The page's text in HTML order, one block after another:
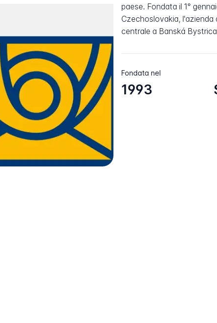
paese. Fondata il 1°
Czechoslovakia, l'azienda
centrale a Banská
Fondata nel
1993